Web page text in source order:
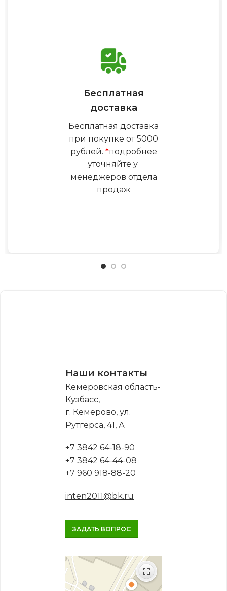
Бесплатная
доставка
Бесплатная доставка
при покупке от 5000
рублей. *подробнее
уточняйте у
менеджеров отдела
продаж
Наши контакты
Кемеровская область-
Кузбасс,
г. Кемерово, ул.
Рутгерса, 41, А
+7 3842 64-18-90
+7 3842 64-44-08
+7 960 918-88-20
inten2011@bk.ru
ЗАДАТЬ ВОПРОС